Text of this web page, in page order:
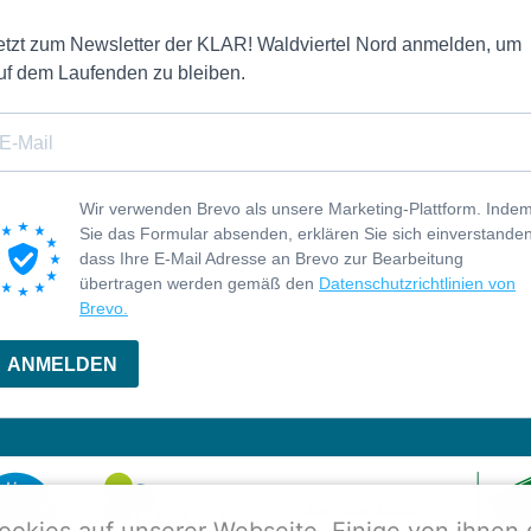
zum Newsletter der KLAR! Waldviertel Nord anmelden, um
dem Laufenden zu bleiben.
Wir verwenden Brevo als unsere Marketing-Plattform.
Sie das Formular absenden, erklären Sie sich
dass Ihre E-Mail Adresse an Brevo zur Bearbeitung
übertragen werden gemäß den Datenschutzrichtlinien von
Brevo.
ANMELDEN